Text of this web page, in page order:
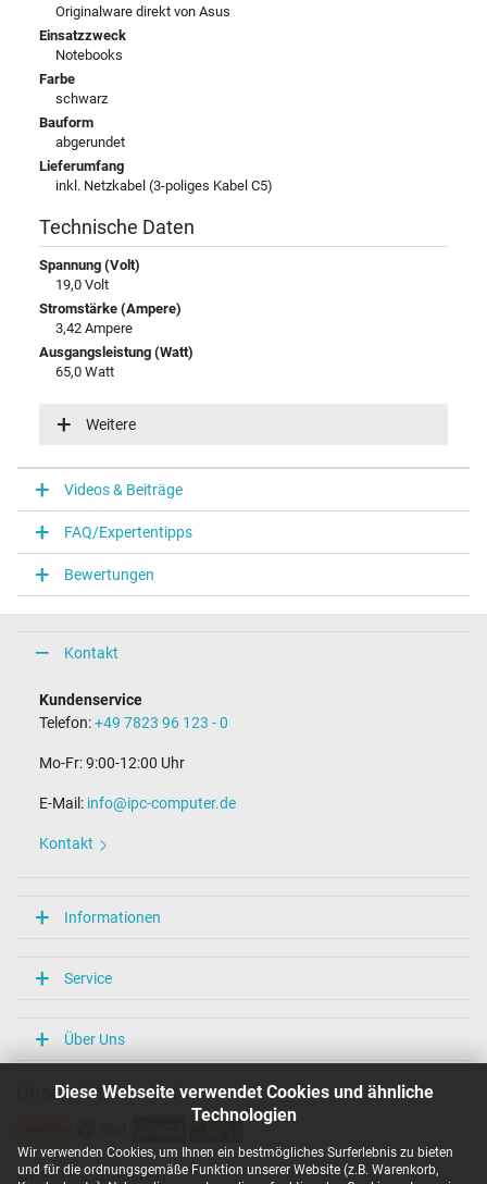
Diese Webseite verwendet Cookies und ähnliche
Technologien
Wir verwenden Cookies, um Ihnen ein bestmögliches Surferlebnis zu bieten
und für die ordnungsgemäße Funktion unserer Website (z.B. Warenkorb,
Originalware direkt von Asus
Einsatzzweck
Notebooks
Farbe
schwarz
Bauform
abgerundet
Lieferumfang
inkl. Netzkabel (3-poliges Kabel C5)
Technische Daten
Spannung (Volt)
19,0 Volt
Stromstärke (Ampere)
3,42 Ampere
Ausgangsleistung (Watt)
65,0 Watt
100-240V / 50-60Hz
Notebook Stecker
Steckertyp / -form
rund / 90° abgewinkelt
Steckerlänge (mm)
11,0 mm
5,5 mm / 2,5 mm
Länge Anschlusskabel (m) (ca.)
2.25 m
Maße
Länge / Breite / Höhe
Überlast-, kurzschluss- und überhitzungsgeschützt
CCC
IRAM
Singapore Safety Mark
TÜV Argentina Certificado
TÜV Süd
UKCA
Weitere
Videos & Beiträge
FAQ/Expertentipps
Bewertungen
Kontakt
Kundenservice
Telefon:+49 7823 96 123 - 0
Mo-Fr: 9:00-12:00 Uhr
E-Mail: info@ipc-computer.de
Kontakt
Informationen
Service
Über Uns
Unsere Versandarten
Unsere Zahlarten